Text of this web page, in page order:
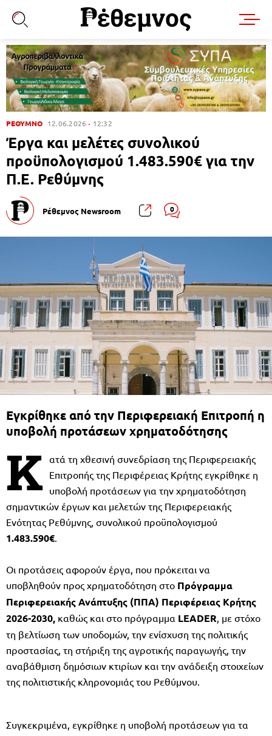
ΡΕΘΥΜΝΟ 12.06.2026 12:32
Έργα και μελέτες συνολικού
προϋπολογισμού 1.483.590€ για την
Π.Ε. Ρεθύμνης
Ρέθεμνος Newsroom 0
Εγκρίθηκε από την Περιφερειακή Επιτροπή η
υποβολή προτάσεων χρηματοδότησης
Κ ατά τη χθεσινή συνεδρίαση της Περιφερειακής
Επιτροπής της Περιφέρειας Κρήτης εγκρίθηκε η
υποβολή προτάσεων για την χρηματοδότηση
σημαντικών έργων και μελετών της Περιφερειακής
Ενότητας Ρεθύμνης, συνολικού προϋπολογισμού
1.483.590€
Οι προτάσεις αφορούν έργα, που πρόκειται να
υποβληθούν προς χρηματοδότηση στο Πρόγραμμα
Περιφερειακής Ανάπτυξης (ΠΠΑ) Περιφέρειας Κρήτης
2026-2030, καθώς και στο πρόγραμμα LEADER , με στόχο
τη βελτίωση των υποδομών, την ενίσχυση της πολιτικής
προστασίας, τη στήριξη της αγροτικής παραγωγής, την
αναβάθμιση δημόσιων κτιρίων και την ανάδειξη στοιχείων
της πολιτιστικής κληρονομιάς του Ρεθύμνου.
Συγκεκριμένα, εγκρίθηκε η υποβολή προτάσεων για τα